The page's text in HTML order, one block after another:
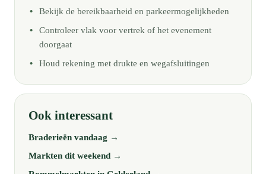
Bekijk de bereikbaarheid en parkeermogelijkheden
Controleer vlak voor vertrek of het evenement
doorgaat
Houd rekening met drukte en wegafsluitingen
Ook interessant
Braderieën vandaag →
Markten dit weekend →